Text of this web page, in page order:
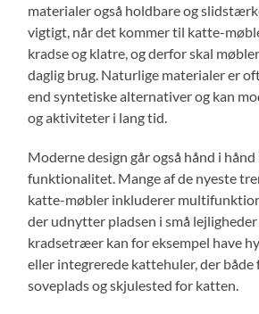
materialer også holdbare og
vigtigt, når det kommer til katte-
kradse og klatre, og derfor skal
daglig brug. Naturlige materialer er
end syntetiske alternativer og kan
og aktiviteter i lang tid.
Moderne design går også hånd i hånd
funktionalitet. Mange af de nyeste
katte-møbler inkluderer
der udnytter pladsen i små
kradsetræer kan for eksempel have
eller integrerede kattehuler, der både
soveplads og skjulested for katten.